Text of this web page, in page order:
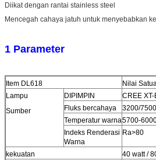
Diikat dengan rantai stainless steel
Mencegah cahaya jatuh untuk menyebabkan
1 Parameter
Item DL618
Nilai
Lampu
Sumber
DIPIMPIN
CREE
Fluks bercahaya
3200/
Temperatur warna5700-
Indeks Renderasi
Warna
Ra>80
kekuatan
40 watt /